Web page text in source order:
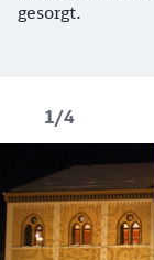
gesorgt.
1/4